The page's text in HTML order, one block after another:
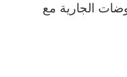
الجارية مع